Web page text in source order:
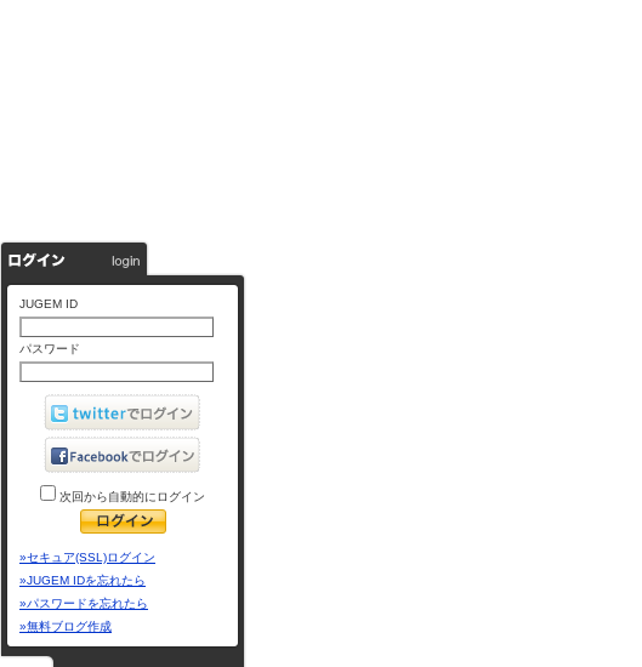
JUGEM ID
パスワード
次回から自動的にログイン
»セキュア(SSL)ログイン
»JUGEM IDを忘れたら
»パスワードを忘れたら
»無料ブログ作成